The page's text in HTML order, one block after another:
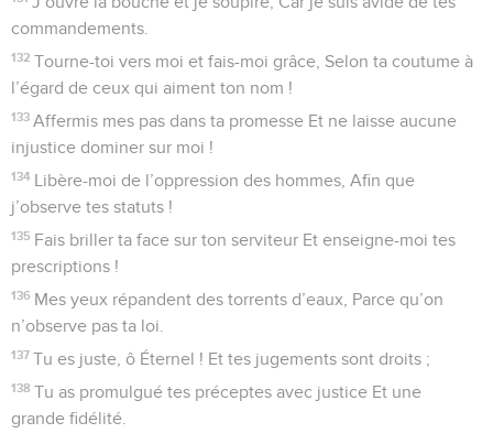
commandements.
132 Tourne-toi vers moi et fais-moi grâce, Selon ta coutume à
l’égard de ceux qui aiment ton nom !
133 Affermis mes pas dans ta promesse Et ne laisse aucune
injustice dominer sur moi !
134 Libère-moi de l’oppression des hommes, Afin que
j’observe tes statuts !
135 Fais briller ta face sur ton serviteur Et enseigne-moi tes
prescriptions !
136 Mes yeux répandent des torrents d’eaux, Parce qu’on
n’observe pas ta loi.
137 Tu es juste, ô Éternel ! Et tes jugements sont droits ;
138 Tu as promulgué tes préceptes avec justice Et une
grande fidélité.